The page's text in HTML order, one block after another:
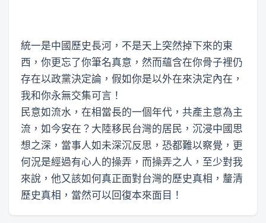
統一是中國歷史長河，不是天上突然掉下來的東
西，你更忘了你筆名真意，然而蘊含在你骨子裡仍
存在以政黨決定論，假如你是以外在來決定內在，
我和你永無交集可言！
民意如流水，在相當長的一個年代，共產主意為主
流，如今安在？大陸移民台灣的居民，沉浸中國思
想之深，當事人如未深沉反思，恐都難以察覺，更
何況是經過有心人的操弄，而操弄之人，至少對我
來說，他又該如何真正面對台灣的歷史真相，釐清
歷史真相，當然可以回復本來面目！